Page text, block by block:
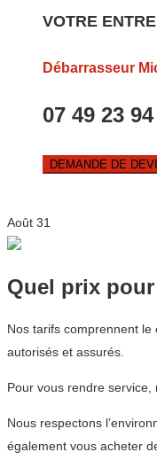
VOTRE
Débarrasseur
07 49 23
DEMANDE DE
Août 31
Quel prix
Nos tarifs comprennent
autorisés et assurés.
Pour vous rendre
Nous respectons
également vous acheter